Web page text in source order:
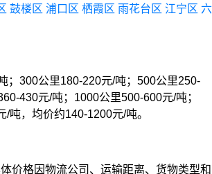
鼓楼区 浦口区 栖霞区 雨花台区 江宁区 六
；300公里180-220元/吨；500公里250-
430元/吨；1000公里500-600元/吨；
/吨，均价约140-1200元/吨。
价格因物流公司、运输距离、货物类型和